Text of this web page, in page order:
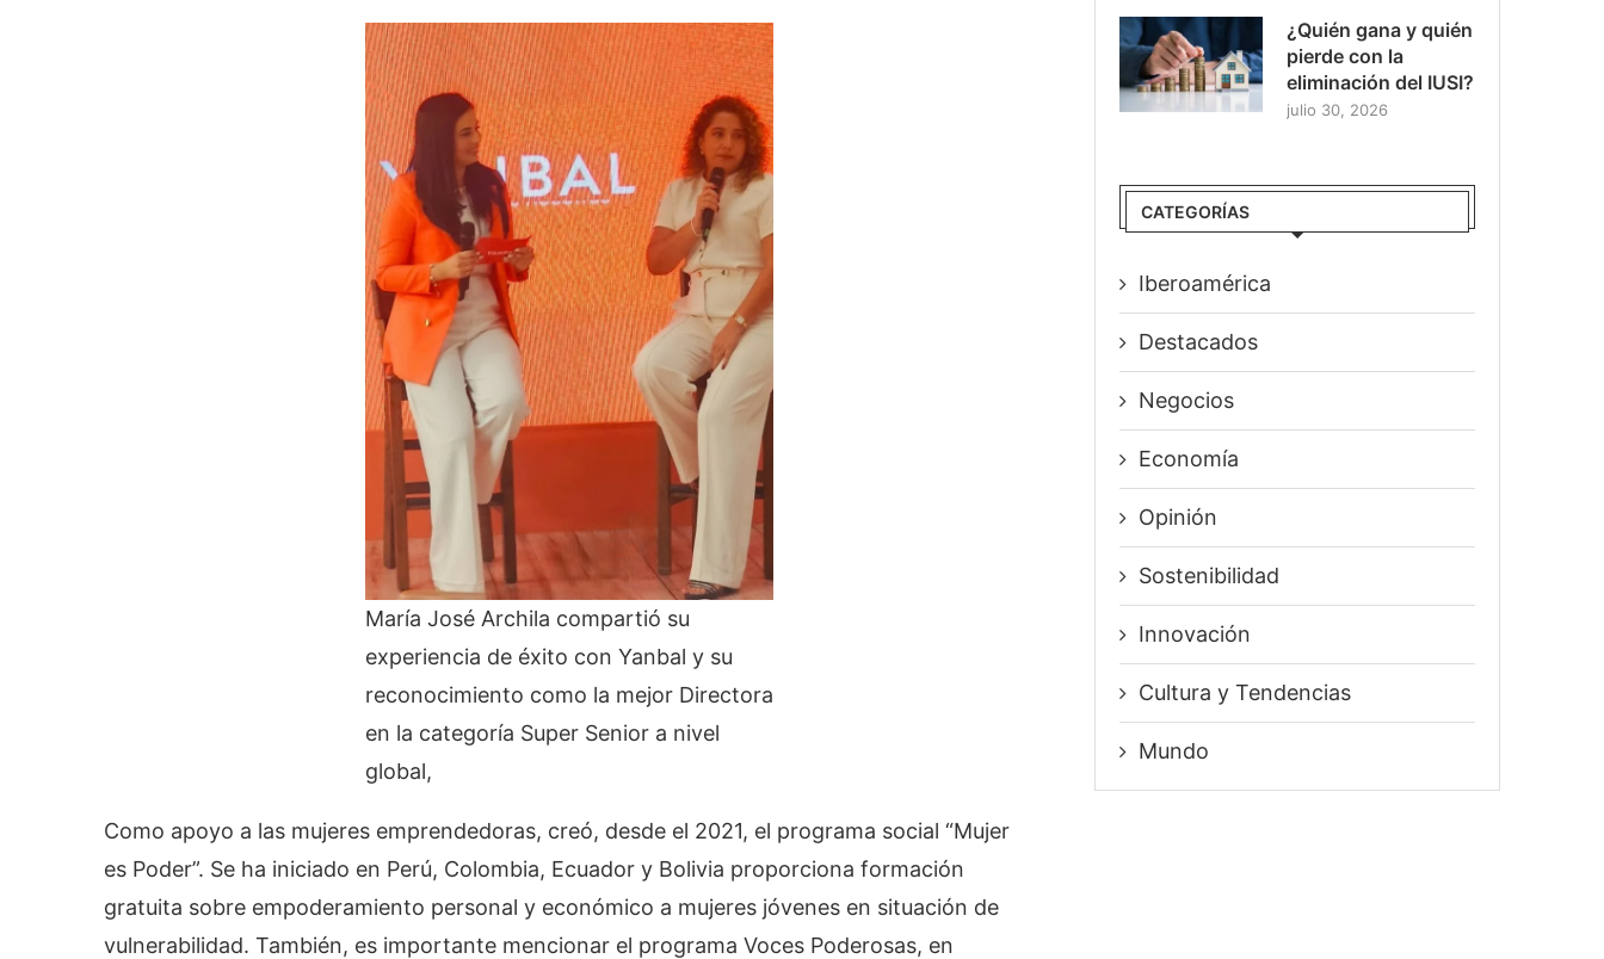
María José Archila compartió su
experiencia de éxito con Yanbal y su
reconocimiento como la mejor Directora
en la categoría Super Senior a nivel
global,
Como apoyo a las mujeres emprendedoras, creó, desde el 2021, el programa social “Mujer
es Poder”. Se ha iniciado en Perú, Colombia, Ecuador y Bolivia proporciona formación
gratuita sobre empoderamiento personal y económico a mujeres jóvenes en situación de
vulnerabilidad. También, es importante mencionar el programa Voces Poderosas, en
¿Quién gana y quién
pierde con la
eliminación del IUSI?
julio 30, 2026
CATEGORÍAS
Iberoamérica
Destacados
Negocios
Economía
Opinión
Sostenibilidad
Innovación
⁠Cultura y Tendencias
Mundo